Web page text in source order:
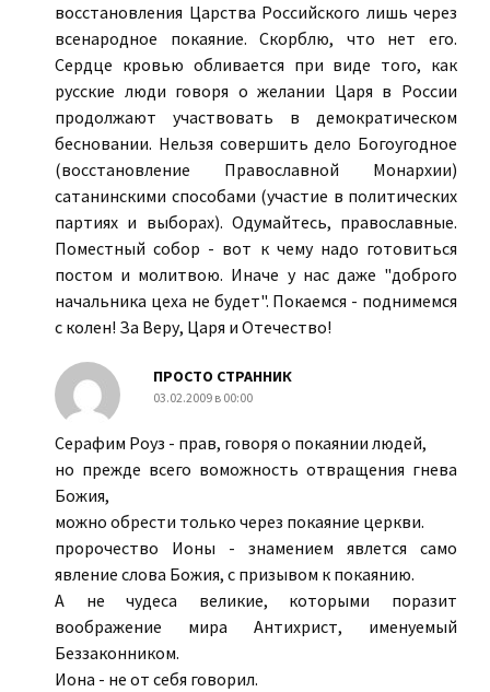
восстановления Царства Российского лишь через
всенародное покаяние. Скорблю, что нет его.
Сердце кровью обливается при виде того, как
русские люди говоря о желании Царя в России
продолжают участвовать в демократическом
бесновании. Нельзя совершить дело Богоугодное
(восстановление Православной Монархии)
сатанинскими способами (участие в политических
партиях и выборах). Одумайтесь, православные.
Поместный собор - вот к чему надо готовиться
постом и молитвою. Иначе у нас даже "доброго
начальника цеха не будет". Покаемся - поднимемся
с колен! За Веру, Царя и Отечество!
ПРОСТО СТРАННИК
03.02.2009 в 00:00
Серафим Роуз - прав, говоря о покаянии людей,
но прежде всего воможность отвращения гнева
Божия,
можно обрести только через покаяние церкви.
пророчество Ионы - знамением явлется само
явление слова Божия, с призывом к покаянию.
А не чудеса великие, которыми поразит
воображение мира Антихрист, именуемый
Беззаконником.
Иона - не от себя говорил.